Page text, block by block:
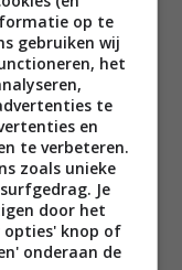
zijde en
over. Zet het
een deksel
garen
schaal en
en een
op te
gebruiken wij
het
te
en
te verbeteren.
zoals unieke
Je
door het
opties' knop of
onderaan de